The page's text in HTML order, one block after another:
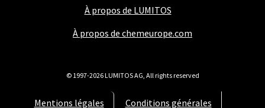
À propos de LUMITOS
À propos de chemeurope.com
Mentions légales Conditions générales
© 1997-2026 LUMITOS AG, All rights reserved